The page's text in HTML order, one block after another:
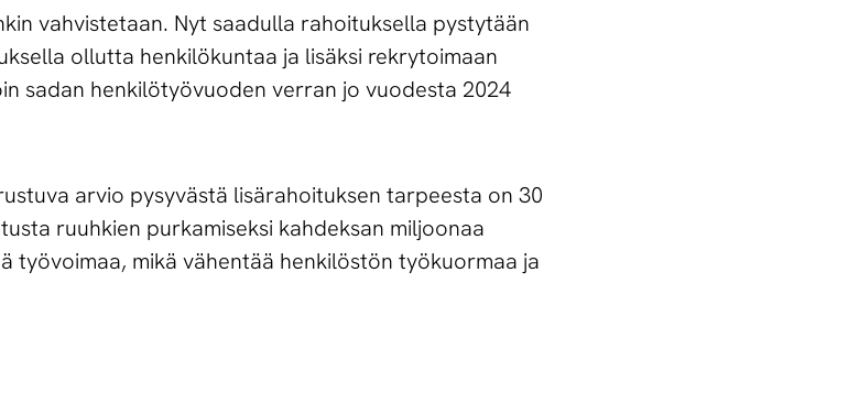
vahvistetaan. Nyt saadulla rahoituksella pystytään
ollutta henkilökuntaa ja lisäksi rekrytoimaan
sadan henkilötyövuoden verran jo vuodesta 2024
arvio pysyvästä lisärahoituksen tarpeesta on 30
ruuhkien purkamiseksi kahdeksan miljoonaa
työvoimaa, mikä vähentää henkilöstön työkuormaa ja